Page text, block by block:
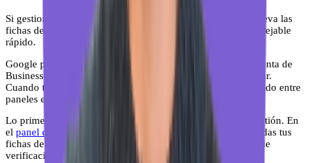
Si gestionas más de un negocio, o si eres una agencia que lleva las
fichas de varios clientes, el proceso manual se vuelve inmanejable
rápido.
Google permite gestionar varias fichas desde una misma cuenta de
Business Profile, pero la interfaz no está pensada para escalar.
Cuando tienes cinco o diez fichas, perder el tiempo navegando entre
paneles es tiempo que no estás dedicando a optimizar.
Lo primero que debes hacer en ese caso es centralizar la gestión. En
el panel de gestión de local brain
puedes ver el estado de todas tus
fichas de un vistazo, incluyendo si alguna tiene problemas de
verificación o ha sido marcada por Google. Y si Google ha